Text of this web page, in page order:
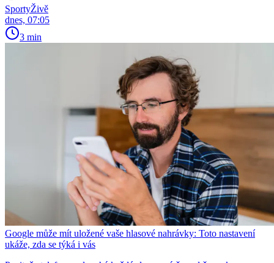
SportyŽivě
dnes, 07:05
3 min
Google může mít uložené vaše hlasové nahrávky: Toto nastavení
ukáže, zda se týká i vás